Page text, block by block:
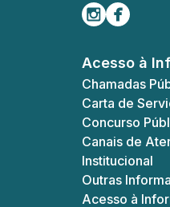
Siga-nos no
Curta-nos
Acesso à
Chamadas
Carta de
Concurso
Canais de
Institucional
Outras
Acesso à